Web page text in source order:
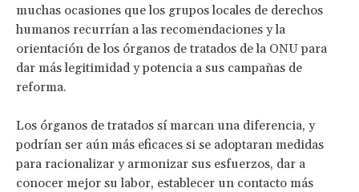
muchas ocasiones que los grupos locales de derechos
humanos recurrían a las recomendaciones y la
orientación de los órganos de tratados de la ONU para
dar más legitimidad y potencia a sus campañas de
reforma.
Los órganos de tratados sí marcan una diferencia, y
podrían ser aún más eficaces si se adoptaran medidas
para racionalizar y armonizar sus esfuerzos, dar a
conocer mejor su labor, establecer un contacto más